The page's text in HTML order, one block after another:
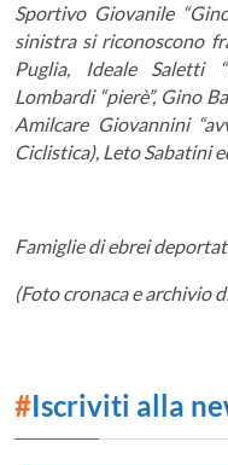
Sportivo Giovanile
sinistra si riconoscono
Puglia, Ideale Saletti
Lombardi “pierè”, Gino
Amilcare Giovannini
Ciclistica), Leto Sabatini
Famiglie di ebrei
(Foto cronaca e archivio
#Iscriviti alla